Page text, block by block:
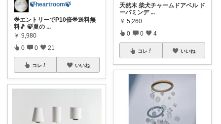
🍃heartroom🍃
🌟エントリーでP10倍🌟送料無
料🎵 🍃夏の ...
￥ 9,980
0 0 21
コレ いいね
天然木 柴犬チャームドアベル ド
ーパミンデ ...
￥ 5,260
0 0 4
コレ いいね